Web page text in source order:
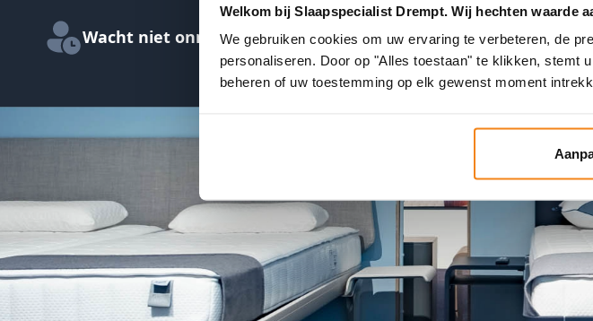
Welkom bij Slaapspecialist Drempt. Wij hechten waarde
We gebruiken cookies om uw ervaring te verbeteren, de
personaliseren. Door op "Alles toestaan" te klikken, stemt
beheren of uw toestemming op elk gewenst moment
Wacht niet onnodig in de winkel Plan